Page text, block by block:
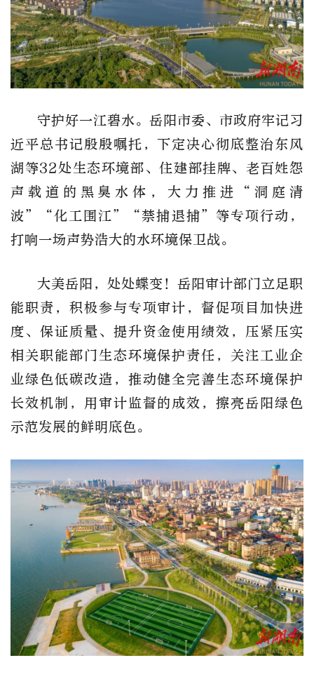
守护好一江碧水。岳阳市委、市政府牢记习
近平总书记殷殷嘱托，下定决心彻底整治东风
湖等32处生态环境部、住建部挂牌、老百姓怨
声载道的黑臭水体，大力推进“洞庭清
波”“化工围江”“禁捕退捕”等专项行动，
打响一场声势浩大的水环境保卫战。
大美岳阳，处处蝶变！岳阳审计部门立足职
能职责，积极参与专项审计，督促项目加快进
度、保证质量、提升资金使用绩效，压紧压实
相关职能部门生态环境保护责任，关注工业企
业绿色低碳改造，推动健全完善生态环境保护
长效机制，用审计监督的成效，擦亮岳阳绿色
示范发展的鲜明底色。